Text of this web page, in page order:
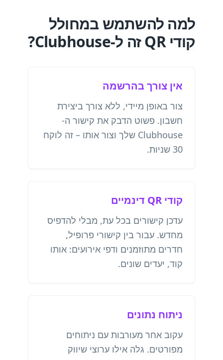
למה להשתמש במחולל
קודי QR זה ל-Clubhouse?
אין צורך בהרשמה
צור באופן מיידי, ללא צורך ביצירת
חשבון. פשוט הדבק את קישור ה-
Clubhouse שלך וצור אותו – זה לוקח
30 שניות.
קודי QR דינמיים
עדכן קישורים בכל עת, מבלי להדפיס
מחדש. עבור בין קישורי פרופיל,
חדרים מתוזמנים ודפי אירועים: אותו
קוד, יעדים שונים.
ניתוח נתונים
עקוב אחר מעורבות עם ניתוחים
מפורטים. גלה אילו ערוצי שיווק